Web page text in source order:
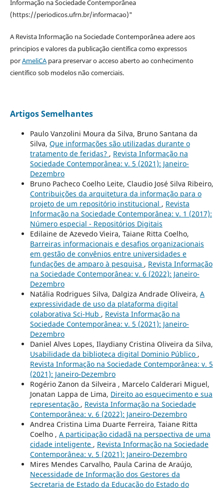
Informação na Sociedade Contemporânea
(https://periodicos.ufrn.br/informacao)"
A Revista Informação na Sociedade Contemporânea adere aos
principios e valores da publicação científica como expressos
porAmeliCApara preservar o acceso aberto ao conhecimento
científico sob modelos não comerciais.
Artigos Semelhantes
Paulo Vanzolini Moura da Silva, Bruno Santana da
Silva, Que informações são utilizadas durante o
tratamento de feridas? , Revista Informação na
Sociedade Contemporânea: v. 5 (2021): Janeiro-
Dezembro
Bruno Pacheco Coelho Leite, Claudio José Silva Ribeiro,
Contribuições da arquitetura da informação para o
projeto de um repositório institucional , Revista
Informação na Sociedade Contemporânea: v. 1 (2017):
Número especial - Repositórios Digitais
Edilaine de Azevedo Vieira, Taiane Ritta Coelho,
Barreiras informacionais e desafios organizacionais
em gestão de convênios entre universidades e
fundações de amparo à pesquisa , Revista Informação
na Sociedade Contemporânea: v. 6 (2022): Janeiro-
Dezembro
Natália Rodrigues Silva, Dalgiza Andrade Oliveira, A
expressividade de uso da plataforma digital
colaborativa Sci-Hub , Revista Informação na
Sociedade Contemporânea: v. 5 (2021): Janeiro-
Dezembro
Daniel Alves Lopes, Ilaydiany Cristina Oliveira da Silva,
Usabilidade da biblioteca digital Dominio Público ,
Revista Informação na Sociedade Contemporânea: v. 5
(2021): Janeiro-Dezembro
Rogério Zanon da Silveira , Marcelo Calderari Miguel,
Jonatan Lappa de Lima, Direito ao esquecimento e sua
representação , Revista Informação na Sociedade
Contemporânea: v. 6 (2022): Janeiro-Dezembro
Andrea Cristina Lima Duarte Ferreira, Taiane Ritta
Coelho , A participação cidadã na perspectiva de uma
cidade inteligente , Revista Informação na Sociedade
Contemporânea: v. 5 (2021): Janeiro-Dezembro
Mires Mendes Carvalho, Paula Carina de Araújo,
Necessidade de Informação dos Gestores da
Secretaria de Estado da Educação do Estado do